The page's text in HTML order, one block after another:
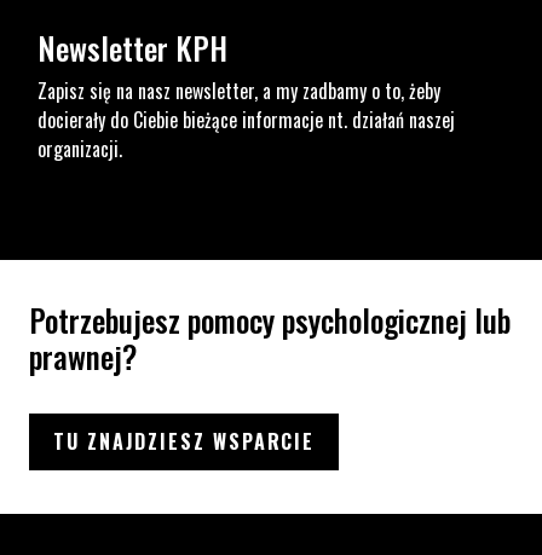
Newsletter KPH
Zapisz się na nasz newsletter, a my zadbamy o to, żeby
docierały do Ciebie bieżące informacje nt. działań naszej
organizacji.
Potrzebujesz pomocy psychologicznej lub
prawnej?
TU ZNAJDZIESZ WSPARCIE